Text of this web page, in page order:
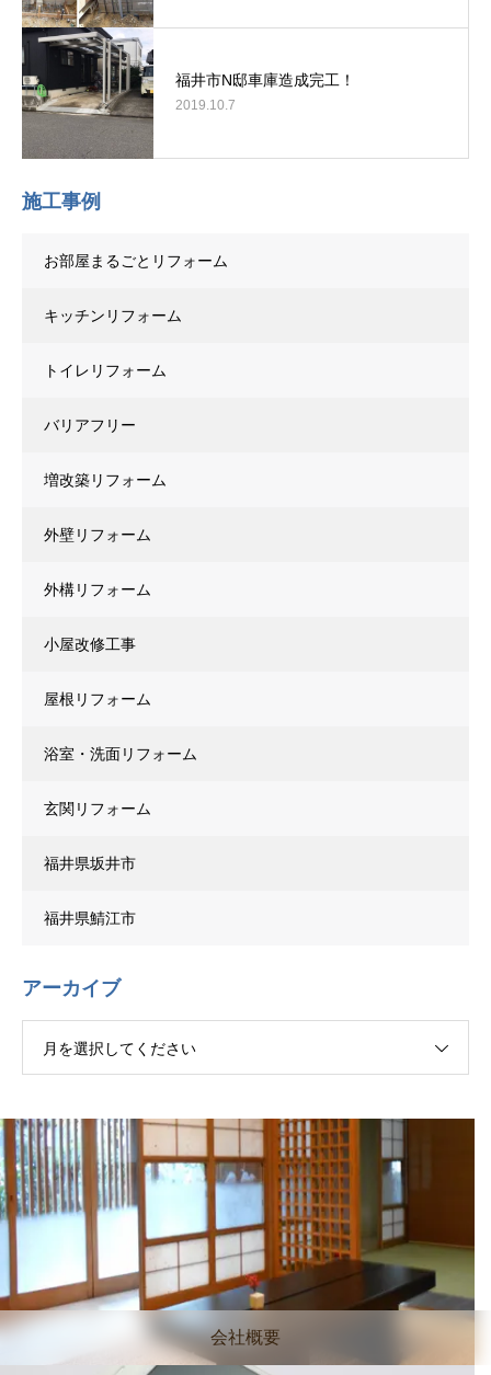
福井市N邸車庫造成完工！
2019.10.7
施工事例
お部屋まるごとリフォーム
キッチンリフォーム
トイレリフォーム
バリアフリー
増改築リフォーム
外壁リフォーム
外構リフォーム
小屋改修工事
屋根リフォーム
浴室・洗面リフォーム
玄関リフォーム
福井県坂井市
福井県鯖江市
アーカイブ
月を選択してください
会社概要